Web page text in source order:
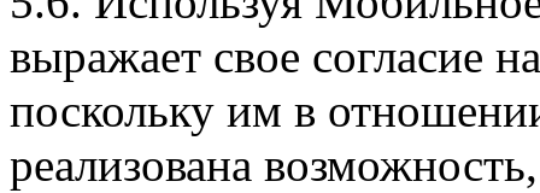
выражает свое согласие
поскольку им в
реализована